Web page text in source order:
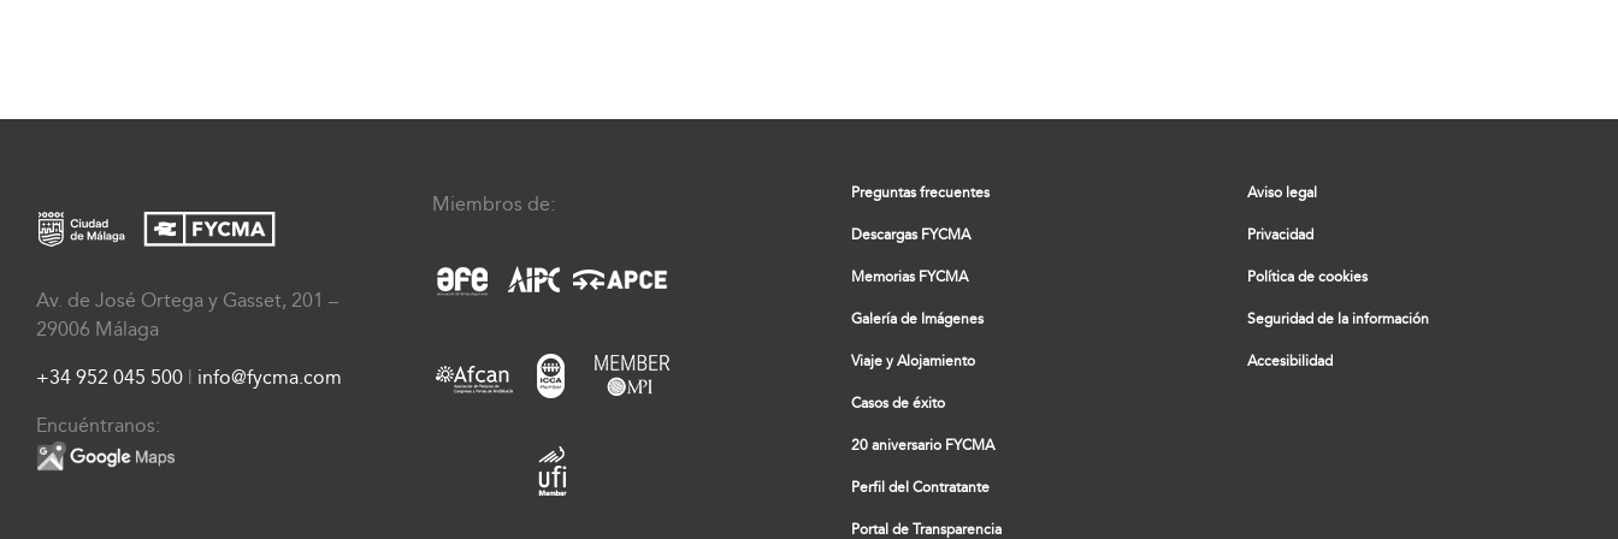
Av. de José Ortega y Gasset, 201 –
29006 Málaga
+34 952 045 500 | info@fycma.com
Encuéntranos:
Miembros de: Preguntas frecuentes
Descargas FYCMA
Memorias FYCMA
Galería de Imágenes
Viaje y Alojamiento
Casos de éxito
20 aniversario FYCMA
Perfil del Contratante
Portal de Transparencia
Aviso legal
Privacidad
Política de cookies
Seguridad de la información
Accesibilidad